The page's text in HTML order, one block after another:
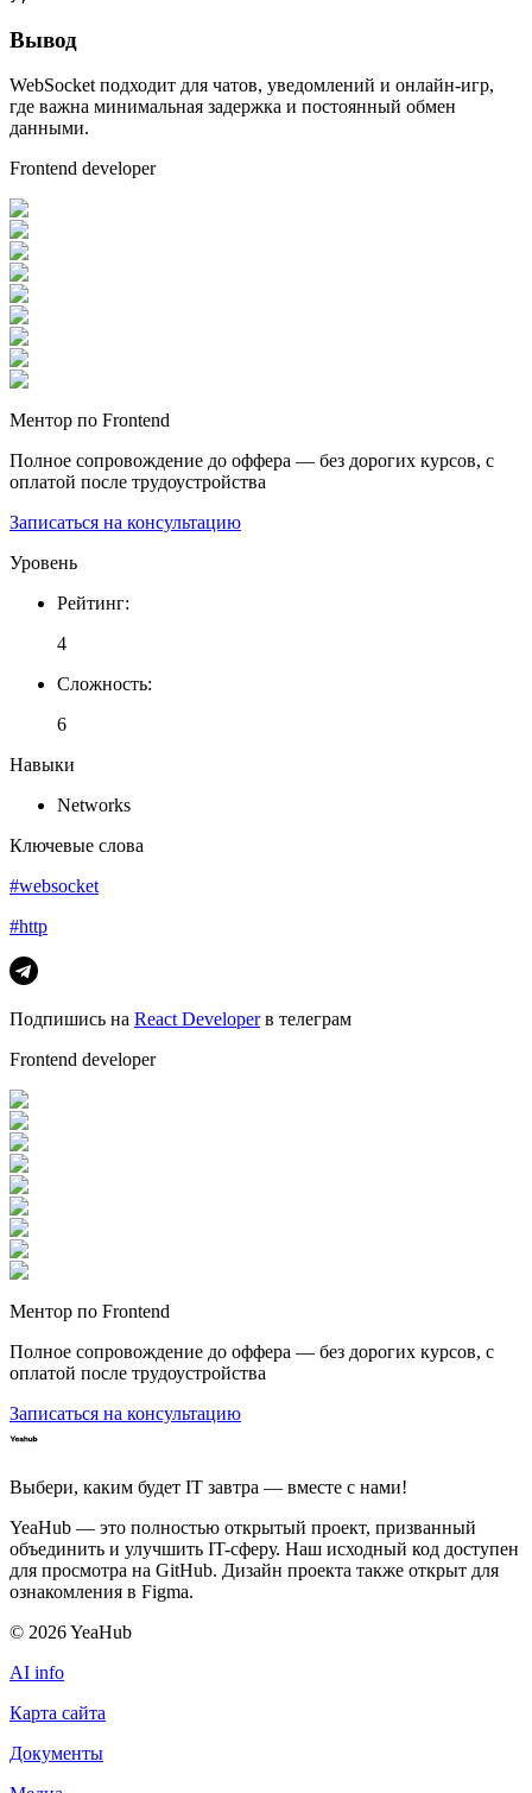
Вывод
WebSocket подходит для чатов, уведомлений и онлайн-игр,
где важна минимальная задержка и постоянный обмен
данными.
Frontend developer
Ментор по Frontend
Полное сопровождение до оффера — без дорогих курсов, с
оплатой после трудоустройства
Записаться на консультацию
Уровень
Рейтинг:
4
Сложность:
6
Навыки
Networks
Ключевые слова
#websocket
#http
Подпишись на React Developerв телеграм
Frontend developer
Ментор по Frontend
Полное сопровождение до оффера — без дорогих курсов, с
оплатой после трудоустройства
Записаться на консультацию
Выбери, каким будет IT завтра — вместе c нами!
YeaHub — это полностью открытый проект, призванный
объединить и улучшить IT-сферу. Наш исходный код доступен
для просмотра на GitHub. Дизайн проекта также открыт для
ознакомления в Figma.
© 2026YeaHub
AI info
Карта сайта
Документы